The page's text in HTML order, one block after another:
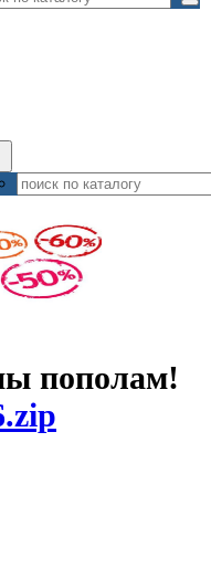
пополам!